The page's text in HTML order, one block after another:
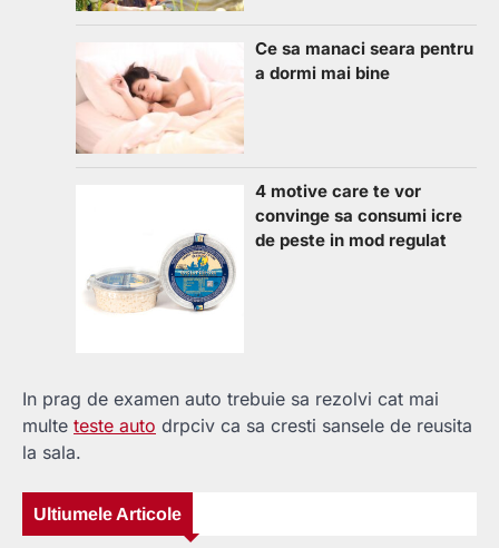
Ce sa manaci seara pentru
a dormi mai bine
4 motive care te vor
convinge sa consumi icre
de peste in mod regulat
In prag de examen auto trebuie sa rezolvi cat mai
multe teste auto drpciv ca sa cresti sansele de reusita
la sala.
Ultiumele Articole